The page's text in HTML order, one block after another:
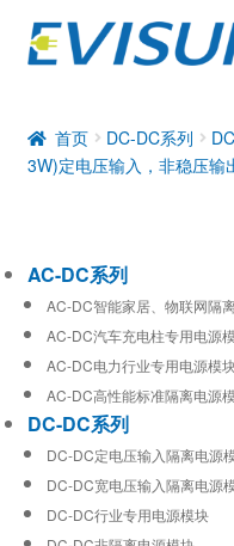
DC-DC系列
工业通信模块
首页 DC-DC系列
3W)定电压输入，非稳压输
AC-DC系列
AC-DC智能家居、物联网隔
AC-DC汽车充电柱专用电源
AC-DC电力行业专用电源模
AC-DC高性能标准隔离电源
DC-DC系列
DC-DC定电压输入隔离电源
DC-DC宽电压输入隔离电源
DC-DC行业专用电源模块